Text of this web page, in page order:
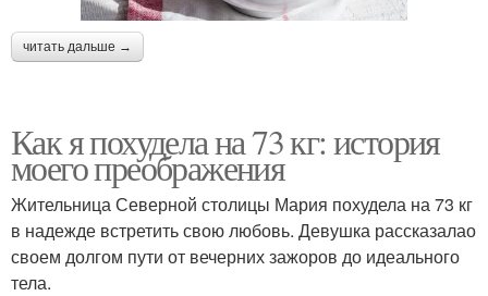
читать дальше →
Как я похудела на 73 кг: история
моего преображения
Жительница Северной столицы Мария похудела на 73 кг
в надежде встретить свою любовь. Девушка рассказалао
своем долгом пути от вечерних зажоров до идеального
тела.